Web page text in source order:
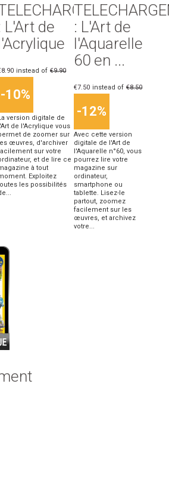
L'Art de
instead of €9.90
-10%
version digitale de
de l'Acrylique vous
de zoomer sur
œuvres, d'archiver
sur votre
et de lire ce
à tout
Exploitez
les possibilités
: L'Art de
l'Aquarelle
60 en ...
€7.50 instead of €8.50
-12%
Avec cette version
digitale de l'Art de
l'Aquarelle n°60, vous
pourrez lire votre
magazine sur
ordinateur,
smartphone ou
tablette. Lisez-le
partout, zoomez
facilement sur les
œuvres, et archivez
votre...